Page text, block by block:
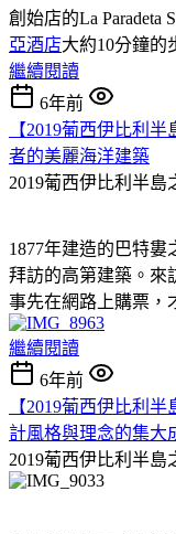
創始店的La Paradeta
亞酒店大約10分鐘的
繼續閱讀
6年前
【2019葡西伊比利
者的美麗海洋建築
2019葡西伊比利半島
1877年建造的巴特
拜訪的高第建築。來
事先在網路上購票，
繼續閱讀
6年前
【2019葡西伊比利
計風格與理念的集大
2019葡西伊比利半島